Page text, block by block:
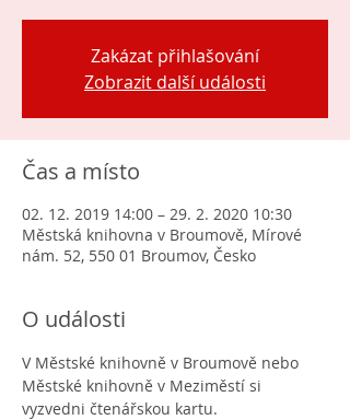
Zakázat přihlašování
Zobrazit další události
Čas a místo
02. 12. 2019 14:00 – 29. 2. 2020 10:30
Městská knihovna v Broumově, Mírové
nám. 52, 550 01 Broumov, Česko
O události
V Městské knihovně v Broumově nebo
Městské knihovně v Meziměstí si
vyzvedni čtenářskou kartu.